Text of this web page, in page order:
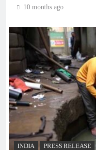
10 months ago
INDIA PRESS RELEASE